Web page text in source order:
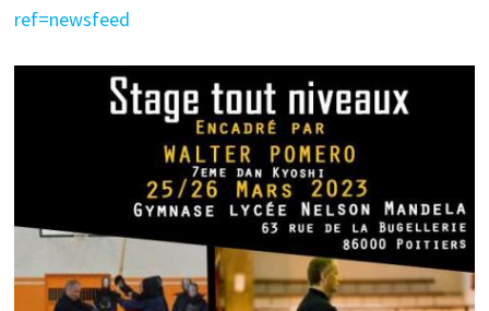
ref=newsfeed